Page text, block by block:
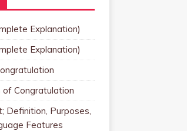
Explanation)
Explanation)
of Congratulation
Definition, Purposes,
Features